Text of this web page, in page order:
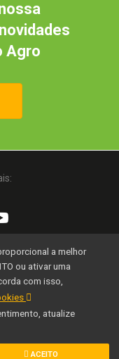
Agro
reservados.
a melhor
ou ativar uma
com isso,
atualize
ACEITO